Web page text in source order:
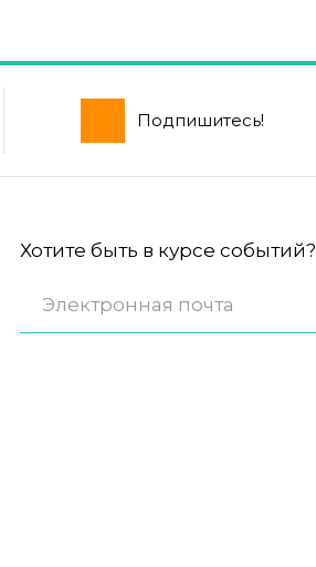
Подпишитесь!
Хотите быть в курсе событий?